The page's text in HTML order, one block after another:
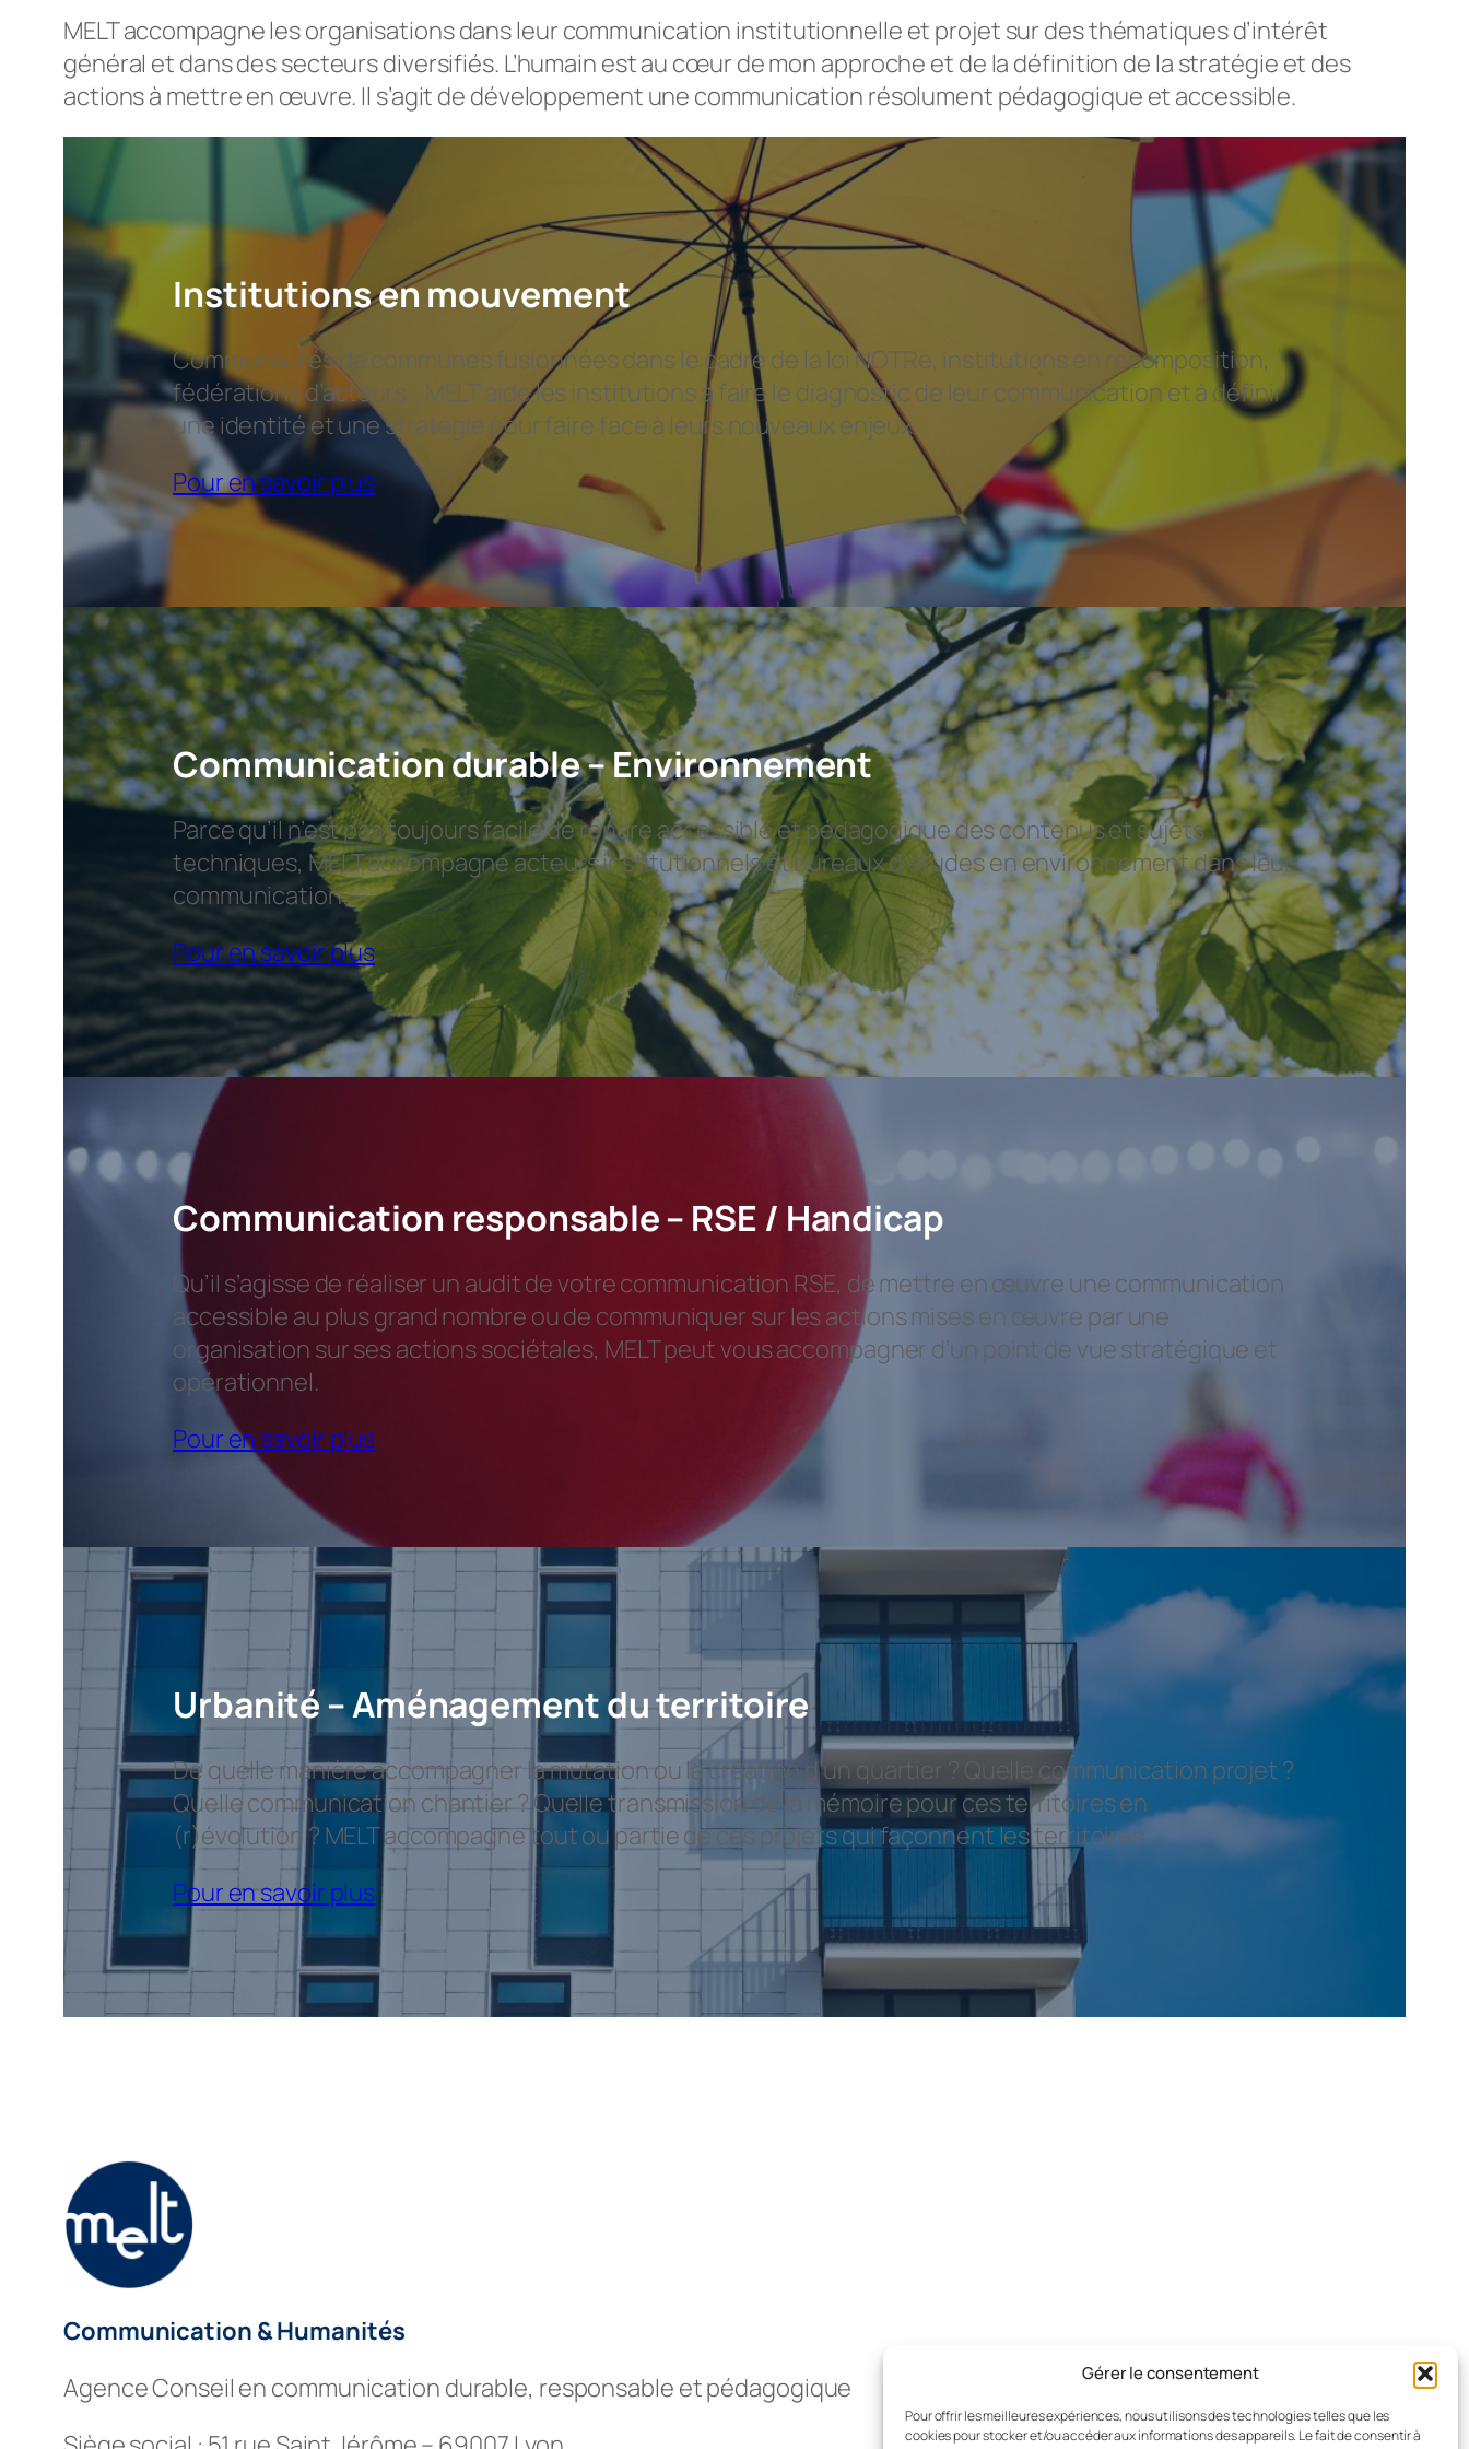
Gérer le consentement
Pour offrir les meilleures expériences, nous utilisons des technologies telles que les
cookies pour stocker et/ou accéder aux informations des appareils. Le fait de consentir à
MELT accompagne les organisations dans leur communication institutionnelle et projet sur des thématiques d’intérêt
général et dans des secteurs diversifiés. L’humain est au cœur de mon approche et de la définition de la stratégie et des
actions à mettre en œuvre. Il s’agit de développement une communication résolument pédagogique et accessible.
Institutions en mouvement
Communautés de communes fusionnées dans le cadre de la loi NOTRe, institutions en recomposition,
fédérations d’acteurs… MELT aide les institutions à faire le diagnostic de leur communication et à définir
une identité et une stratégie pour faire face à leurs nouveaux enjeux.
Pour en savoir plus
Communication durable – Environnement
Parce qu’il n’est pas toujours facile de rendre accessible et pédagogique des contenus et sujets
techniques, MELT accompagne acteurs institutionnels et bureaux d’études en environnement dans leur
communication.
Pour en savoir plus
Communication responsable – RSE / Handicap
Qu’il s’agisse de réaliser un audit de votre communication RSE, de mettre en œuvre une communication
accessible au plus grand nombre ou de communiquer sur les actions mises en œuvre par une
organisation sur ses actions sociétales, MELT peut vous accompagner d’un point de vue stratégique et
opérationnel.
Pour en savoir plus
Urbanité – Aménagement du territoire
De quelle manière accompagner la mutation ou la création d’un quartier ? Quelle communication projet ?
Quelle communication chantier ? Quelle transmission de la mémoire pour ces territoires en
(r)évolution ? MELT accompagne tout ou partie de ces projets qui façonnent les territoires.
Pour en savoir plus
Communication & Humanités
Agence Conseil en communication durable, responsable et pédagogique